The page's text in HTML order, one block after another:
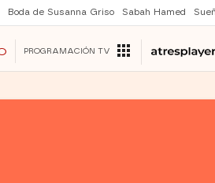
Boda de Susanna Griso Sabah Hamed
PROGRAMACIÓN TV